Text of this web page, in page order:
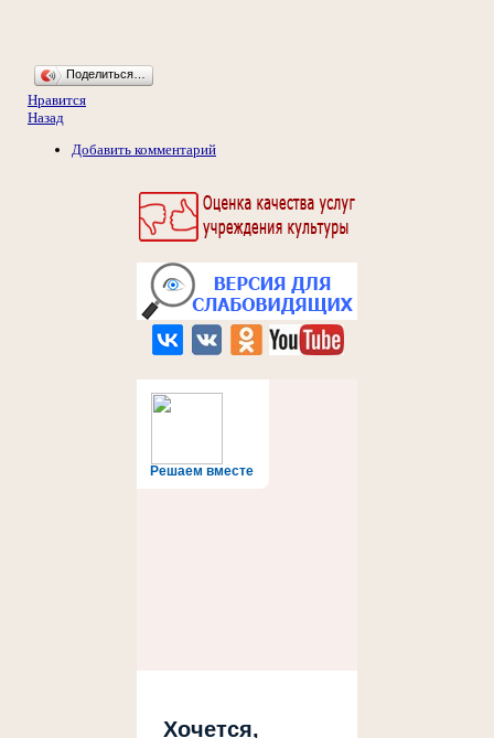
Решаем вместе
Хочется,
Поделиться…
Нравится
Назад
Добавить комментарий